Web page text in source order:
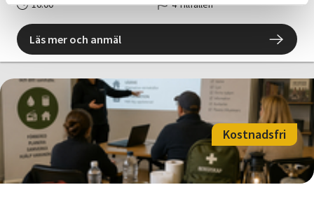
16:00
4 Tillfällen
Läs mer och anmäl
Kostnadsfri